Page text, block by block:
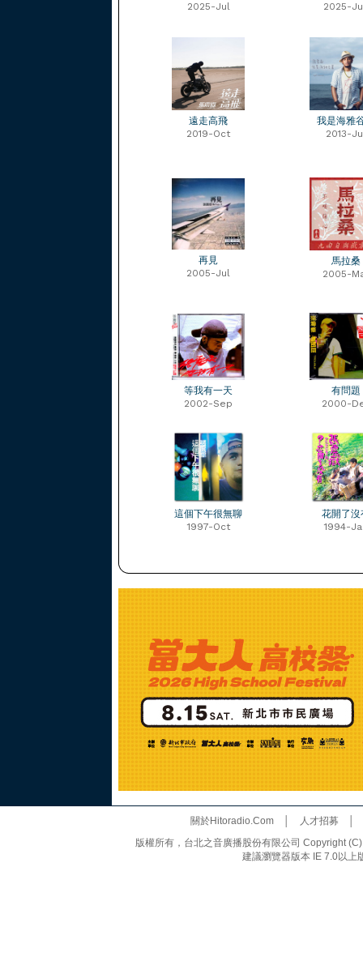
2025-Jul
2025-
遠走高飛
2019-Oct
我是海雅
2013-
再見
2005-Jul
馬拉桑
2005-
等我有一天
2002-Sep
有問題
2000-
這個下午很無聊
1997-Oct
花開了沒
1994-
關於Hitoradio.Com│ 人才招募
版權所有，台北之音廣播股份有限公司 Copyright
建議瀏覽器版本 IE 7.0以上